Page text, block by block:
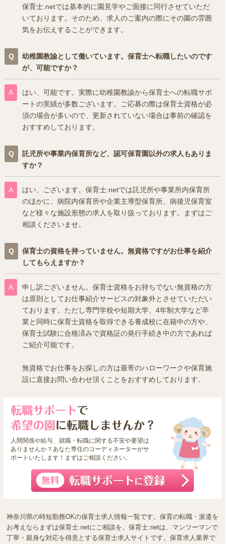
保育士.netでは基本的に園見学やご面接に同行させていただ
いております。そのため、求人のご案内の際にその園の雰囲
気をお伝えすることができます。
幼稚園教諭として働いています。保育士へ転職したいのです
が、可能ですか？
はい、可能です。実際に幼稚園教諭から保育士への転職サポ
ートの実績が多数ございます。ご応募の際は保育士資格が必
須の場合が多いので、更新されていない場合は事前の確認を
おすすめしております。
託児所や事業内保育所など、認可保育園以外の求人もありま
すか？
はい、ございます。保育士.netでは託児所や事業所内保育所
のほかに、病院内保育所や企業主導型保育所、病後児保育室
など様々な施設形態の求人を取り扱っております。まずはご
相談くださいませ。
保育士の資格を持っていません。無資格ですがお仕事を紹介
してもらえますか？
申し訳ございません。保育士資格をお持ちでない無資格の方
は原則としてお仕事紹介サービスの対象外とさせていただい
ております。ただし専門学校や短期大学、4年制大学など卒
業と同時に保育士資格を取得できる養成校に在籍中の方や、
保育士試験に合格済みで資格証の発行手続き中の方であれば
ご紹介可能です。
無資格でお仕事をお探しの方は最寄のハローワークや保育施
設に直接お問い合わせ頂くことをおすすめしております。
人間関係や給与、就職・転職に関する不安や要望は
ありませんか？あなた専任のコーディネーターがサ
ポートいたします！まずはご相談ください。
神奈川県の時短勤務OKの保育士求人情報一覧です。保育の転職・派遣を
お考えならまずは保育士.netにご相談を。保育士.netは、マンツーマンで
丁寧・親身な対応を得意とする保育士求人サイトです。保育求人業界で